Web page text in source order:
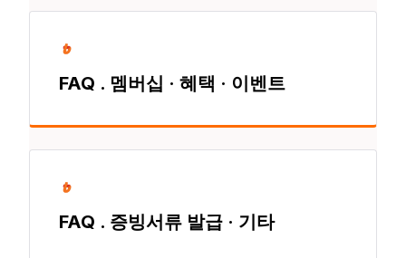
FAQ . 멤버십 · 혜택 · 이벤트
FAQ . 증빙서류 발급 · 기타